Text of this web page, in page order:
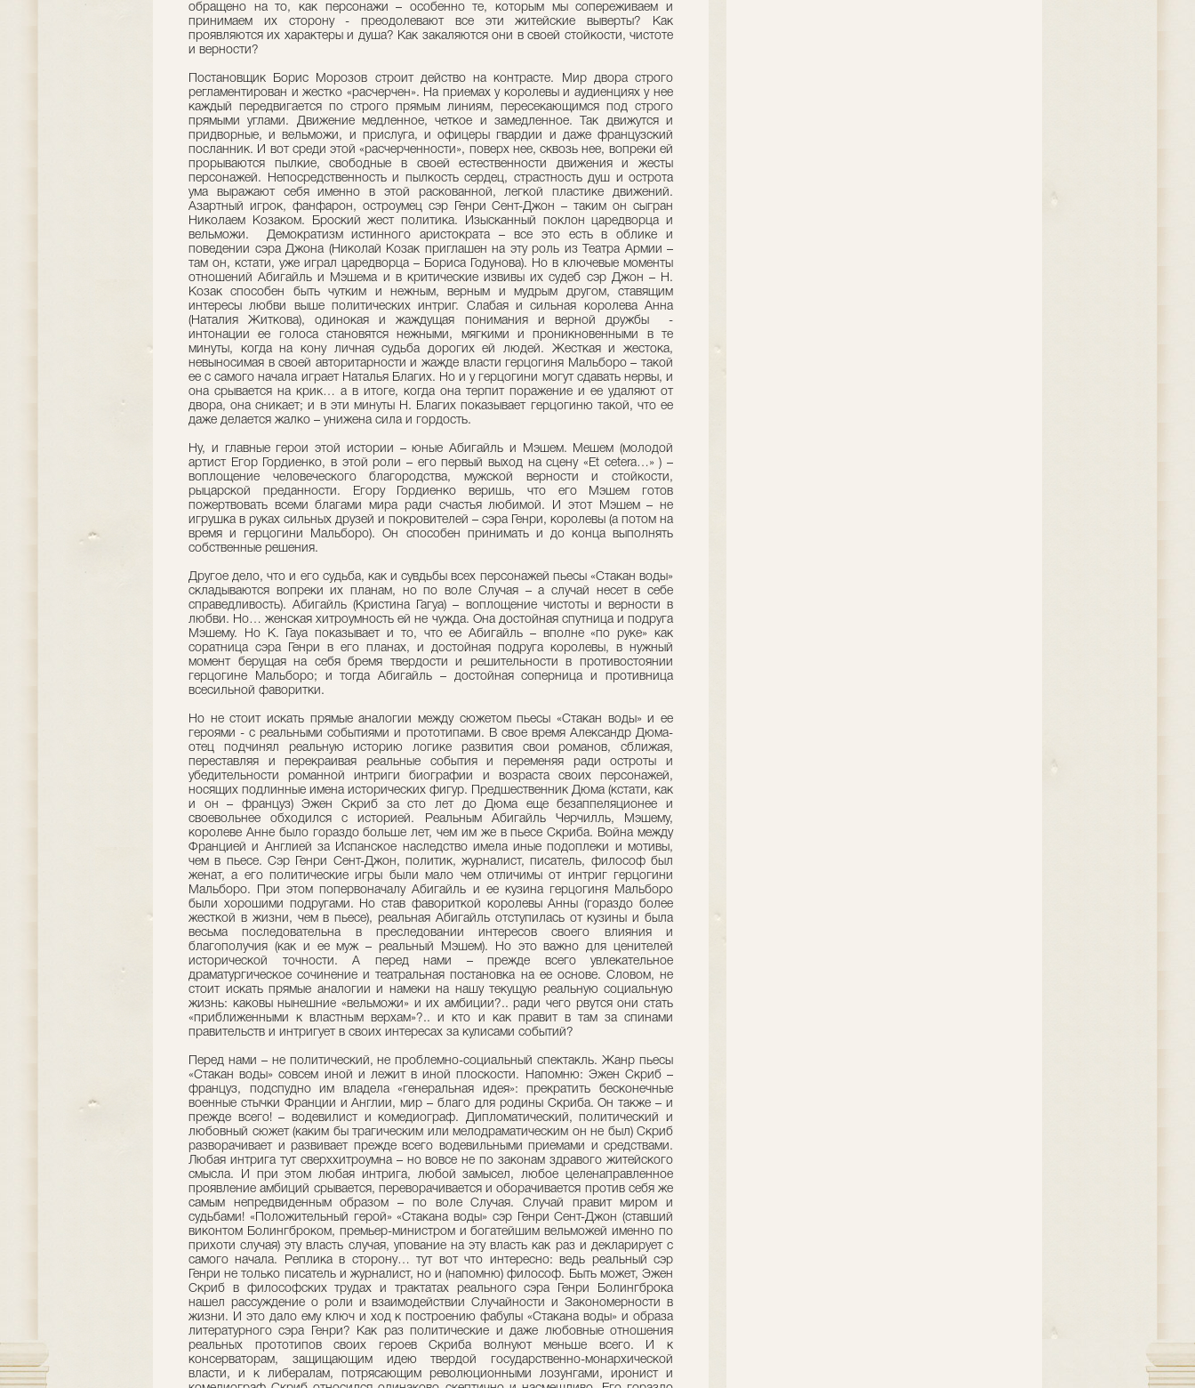
обращено на то, как персонажи – особенно те, которым мы сопереживаем и
принимаем их сторону - преодолевают все эти житейские выверты? Как
проявляются их характеры и душа? Как закаляются они в своей стойкости, чистоте
и верности?
Постановщик Борис Морозов строит действо на контрасте. Мир двора строго
регламентирован и жестко «расчерчен». На приемах у королевы и аудиенциях у нее
каждый передвигается по строго прямым линиям, пересекающимся под строго
прямыми углами. Движение медленное, четкое и замедленное. Так движутся и
придворные, и вельможи, и прислуга, и офицеры гвардии и даже французский
посланник. И вот среди этой «расчерченности», поверх нее, сквозь нее, вопреки ей
прорываются пылкие, свободные в своей естественности движения и жесты
персонажей. Непосредственность и пылкость сердец, страстность душ и острота
ума выражают себя именно в этой раскованной, легкой пластике движений.
Азартный игрок, фанфарон, остроумец сэр Генри Сент-Джон – таким он сыгран
Николаем Козаком. Броский жест политика. Изысканный поклон царедворца и
вельможи. Демократизм истинного аристократа – все это есть в облике и
поведении сэра Джона (Николай Козак приглашен на эту роль из Театра Армии –
там он, кстати, уже играл царедворца – Бориса Годунова). Но в ключевые моменты
отношений Абигайль и Мэшема и в критические извивы их судеб сэр Джон – Н.
Козак способен быть чутким и нежным, верным и мудрым другом, ставящим
интересы любви выше политических интриг. Слабая и сильная королева Анна
(Наталия Житкова), одинокая и жаждущая понимания и верной дружбы -
интонации ее голоса становятся нежными, мягкими и проникновенными в те
минуты, когда на кону личная судьба дорогих ей людей. Жесткая и жестока,
невыносимая в своей авторитарности и жажде власти герцогиня Мальборо – такой
ее с самого начала играет Наталья Благих. Но и у герцогини могут сдавать нервы, и
она срывается на крик… а в итоге, когда она терпит поражение и ее удаляют от
двора, она сникает; и в эти минуты Н. Благих показывает герцогиню такой, что ее
даже делается жалко – унижена сила и гордость.
Ну, и главные герои этой истории – юные Абигайль и Мэшем. Мешем (молодой
артист Егор Гордиенко, в этой роли – его первый выход на сцену «Et ceterа…» ) –
воплощение человеческого благородства, мужской верности и стойкости,
рыцарской преданности. Егору Гордиенко веришь, что его Мэшем готов
пожертвовать всеми благами мира ради счастья любимой. И этот Мэшем – не
игрушка в руках сильных друзей и покровителей – сэра Генри, королевы (а потом на
время и герцогини Мальборо). Он способен принимать и до конца выполнять
собственные решения.
Другое дело, что и его судьба, как и сувдьбы всех персонажей пьесы «Стакан воды»
складываются вопреки их планам, но по воле Случая – а случай несет в себе
справедливость). Абигайль (Кристина Гагуа) – воплощение чистоты и верности в
любви. Но… женская хитроумность ей не чужда. Она достойная спутница и подруга
Мэшему. Но К. Гауа показывает и то, что ее Абигайль – вполне «по руке» как
соратница сэра Генри в его планах, и достойная подруга королевы, в нужный
момент берущая на себя бремя твердости и решительности в противостоянии
герцогине Мальборо; и тогда Абигайль – достойная соперница и противница
всесильной фаворитки.
Но не стоит искать прямые аналогии между сюжетом пьесы «Стакан воды» и ее
героями - с реальными событиями и прототипами. В свое время Александр Дюма-
отец подчинял реальную историю логике развития свои романов, сближая,
переставляя и перекраивая реальные события и переменяя ради остроты и
убедительности романной интриги биографии и возраста своих персонажей,
носящих подлинные имена исторических фигур. Предшественник Дюма (кстати, как
и он – француз) Эжен Скриб за сто лет до Дюма еще безаппеляционее и
своевольнее обходился с историей. Реальным Абигайль Черчилль, Мэшему,
королеве Анне было гораздо больше лет, чем им же в пьесе Скриба. Война между
Францией и Англией за Испанское наследство имела иные подоплеки и мотивы,
чем в пьесе. Сэр Генри Сент-Джон, политик, журналист, писатель, философ был
женат, а его политические игры были мало чем отличимы от интриг герцогини
Мальборо. При этом попервоначалу Абигайль и ее кузина герцогиня Мальборо
были хорошими подругами. Но став фавориткой королевы Анны (гораздо более
жесткой в жизни, чем в пьесе), реальная Абигайль отступилась от кузины и была
весьма последовательна в преследовании интересов своего влияния и
благополучия (как и ее муж – реальный Мэшем). Но это важно для ценителей
исторической точности. А перед нами – прежде всего увлекательное
драматургическое сочинение и театральная постановка на ее основе. Словом, не
стоит искать прямые аналогии и намеки на нашу текущую реальную социальную
жизнь: каковы нынешние «вельможи» и их амбиции?.. ради чего рвутся они стать
«приближенными к властным верхам»?.. и кто и как правит в там за спинами
правительств и интригует в своих интересах за кулисами событий?
Перед нами – не политический, не проблемно-социальный спектакль. Жанр пьесы
«Стакан воды» совсем иной и лежит в иной плоскости. Напомню: Эжен Скриб –
француз, подспудно им владела «генеральная идея»: прекратить бесконечные
военные стычки Франции и Англии, мир – благо для родины Скриба. Он также – и
прежде всего! – водевилист и комедиограф. Дипломатический, политический и
любовный сюжет (каким бы трагическим или мелодраматическим он не был) Скриб
разворачивает и развивает прежде всего водевильными приемами и средствами.
Любая интрига тут сверххитроумна – но вовсе не по законам здравого житейского
смысла. И при этом любая интрига, любой замысел, любое целенаправленное
проявление амбиций срывается, переворачивается и оборачивается против себя же
самым непредвиденным образом – по воле Случая. Случай правит миром и
судьбами! «Положительный герой» «Стакана воды» сэр Генри Сент-Джон (ставший
виконтом Болингброком, премьер-министром и богатейшим вельможей именно по
прихоти случая) эту власть случая, упование на эту власть как раз и декларирует с
самого начала. Реплика в сторону… тут вот что интересно: ведь реальный сэр
Генри не только писатель и журналист, но и (напомню) философ. Быть может, Эжен
Скриб в философских трудах и трактатах реального сэра Генри Болингброка
нашел рассуждение о роли и взаимодействии Случайности и Закономерности в
жизни. И это дало ему ключ и ход к построению фабулы «Стакана воды» и образа
литературного сэра Генри? Как раз политические и даже любовные отношения
реальных прототипов своих героев Скриба волнуют меньше всего. И к
консерваторам, защищающим идею твердой государственно-монархической
власти, и к либералам, потрясающим революционными лозунгами, иронист и